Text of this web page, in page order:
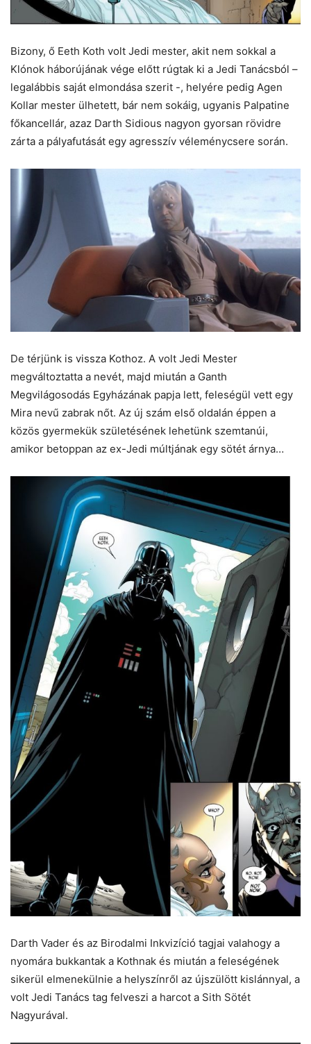
Bizony, ő Eeth Koth volt Jedi mester, akit nem sokkal a
Klónok háborújának vége előtt rúgtak ki a Jedi Tanácsból –
legalábbis saját elmondása szerit -, helyére pedig Agen
Kollar mester ülhetett, bár nem sokáig, ugyanis Palpatine
főkancellár, azaz Darth Sidious nagyon gyorsan rövidre
zárta a pályafutását egy agresszív véleménycsere során.
De térjünk is vissza Kothoz. A volt Jedi Mester
megváltoztatta a nevét, majd miután a Ganth
Megvilágosodás Egyházának papja lett, feleségül vett egy
Mira nevű zabrak nőt. Az új szám első oldalán éppen a
közös gyermekük születésének lehetünk szemtanúi,
amikor betoppan az ex-Jedi múltjának egy sötét árnya…
Darth Vader és az Birodalmi Inkvizíció tagjai valahogy a
nyomára bukkantak a Kothnak és miután a feleségének
sikerül elmenekülnie a helyszínről az újszülött kislánnyal, a
volt Jedi Tanács tag felveszi a harcot a Sith Sötét
Nagyurával.